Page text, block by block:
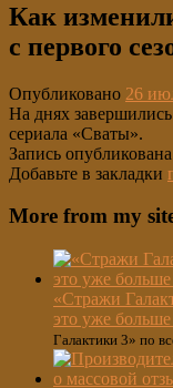
Как
с первого
Опубликовано 26
На днях
сериала «Сваты».
Запись
Добавьте в закладки
More from my
«Стражи
это уже
Галактики 3» по